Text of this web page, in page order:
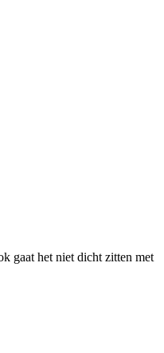
gaat het niet dicht zitten met